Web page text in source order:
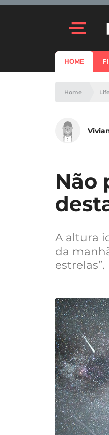
HOME
Home
Não
A altura
da
estrelas”.